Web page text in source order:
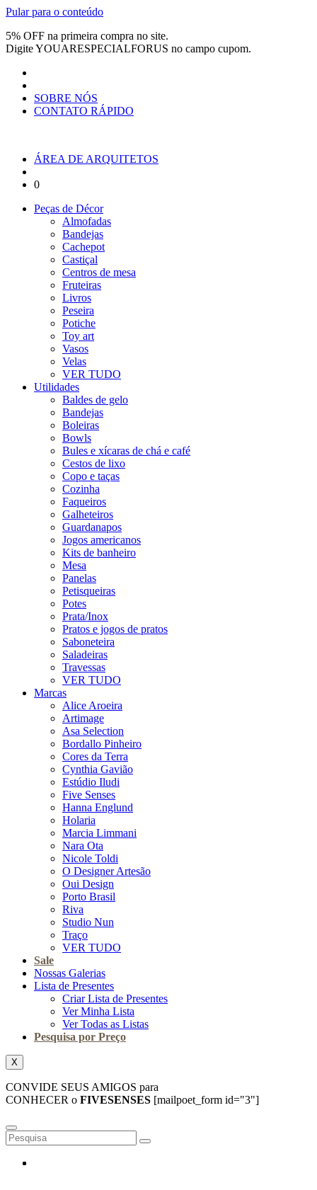
Pular para o conteúdo
5% OFF na primeira compra no site.
DigiteYOUARESPECIALFORUS no campo cupom.
SOBRE NÓS
CONTATO RÁPIDO
ÁREA DE ARQUITETOS
0
Peças de Décor
Almofadas
Bandejas
Cachepot
Castiçal
Centros de mesa
Fruteiras
Livros
Peseira
Potiche
Toy art
Vasos
Velas
VER TUDO
Utilidades
Baldes de gelo
Bandejas
Boleiras
Bowls
Bules e xícaras de chá e café
Cestos de lixo
Copo e taças
Cozinha
Faqueiros
Galheteiros
Guardanapos
Jogos americanos
Kits de banheiro
Mesa
Panelas
Petisqueiras
Potes
Prata/Inox
Pratos e jogos de pratos
Saboneteira
Saladeiras
Travessas
VER TUDO
Marcas
Alice Aroeira
Artimage
Asa Selection
Bordallo Pinheiro
Cores da Terra
Cynthia Gavião
Estúdio Iludi
Five Senses
Hanna Englund
Holaria
Marcia Limmani
Nara Ota
Nicole Toldi
O Designer Artesão
Oui Design
Porto Brasil
Riva
Studio Nun
Traço
VER TUDO
Sale
Nossas Galerias
Lista de Presentes
Criar Lista de Presentes
Ver Minha Lista
Ver Todas as Listas
Pesquisa por Preço
X
CONVIDE SEUS AMIGOS para
CONHECER o FIVESENSES [mailpoet_form id="3"]